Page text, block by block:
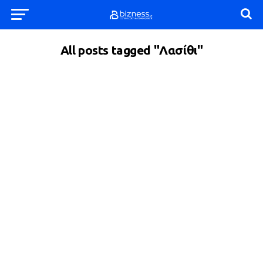
All posts tagged "Λασίθι"